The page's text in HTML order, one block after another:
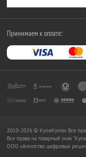
Принимаем к оплате:
2010-2026 © КупиКупон. Все
Все права на товарный знак
OOO «Агентство цифровых